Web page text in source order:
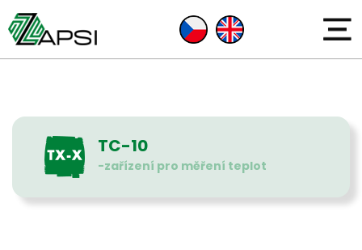
TC-10
-zařízení pro měření teplot